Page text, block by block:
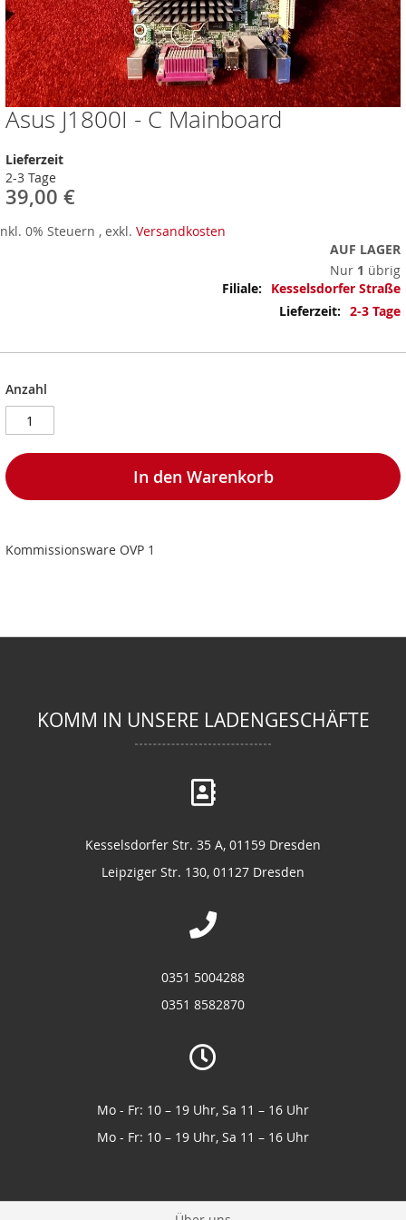
Asus J1800I - C Mainboard
Lieferzeit
2-3 Tage
39,00 €
0% Steuern , exkl. Versandkosten
AUF LAGER
Nur 1 übrig
Mehr
Informationen
Kesselsdorfer Straße
2-3 Tage
Anzahl
In den Warenkorb
Kommissionsware OVP 1
Zum
Anfang
der
Bildergalerie
springen
KOMM IN UNSERE LADENGESCHÄFTE
Kesselsdorfer Str. 35 A, 01159 Dresden
Leipziger Str. 130, 01127 Dresden
0351 5004288
0351 8582870
Mo - Fr: 10 – 19 Uhr, Sa 11 – 16 Uhr
Mo - Fr: 10 – 19 Uhr, Sa 11 – 16 Uhr